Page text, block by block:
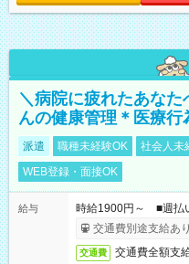
＼病院に疲れたあな
んの健康管理＊医療行
派遣 職種未経験OK 社会人未
WEB登録・面接OK
給与
時給1900円～ ■週払
交通費別途支給あり
交通費 交通費全額支